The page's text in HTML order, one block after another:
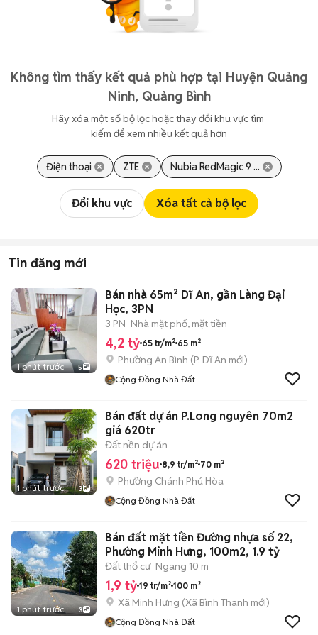
Không tìm thấy kết quả phù hợp tại Huyện Quảng
Ninh, Quảng Bình
Hãy xóa một số bộ lọc hoặc thay đổi khu vực tìm
kiếm để xem nhiều kết quả hơn
Điện thoại ZTE Nubia RedMagic 9 ...
Đổi khu vực Xóa tất cả bộ lọc
Tin đăng mới
1 phút trước 5
Bán nhà 65m² Dĩ An, gần Làng Đại
Học, 3PN
3 PN Nhà mặt phố, mặt tiền
4,2 tỷ 65 tr/m² 65 m²
Phường An Bình (P. Dĩ An mới)
Cộng Đồng Nhà Đất
1 phút trước 3
Bán đất dự án P.Long nguyên 70m2
giá 620tr
Đất nền dự án
620 triệu 8,9 tr/m² 70 m²
Phường Chánh Phú Hòa
Cộng Đồng Nhà Đất
1 phút trước 3
Bán đất mặt tiền Đường nhựa số 22,
Phường Minh Hưng, 100m2, 1.9 tỷ
Đất thổ cư Ngang 10 m
1,9 tỷ 19 tr/m² 100 m²
Xã Minh Hưng (Xã Bình Thanh mới)
Cộng Đồng Nhà Đất